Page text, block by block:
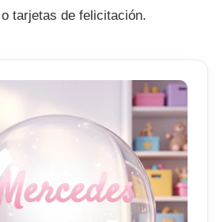
tarjetas de felicitación.